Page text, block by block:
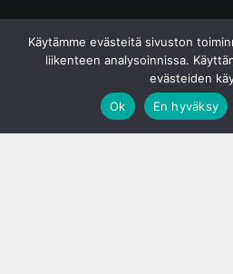
Käytämme evästeitä sivuston
liikenteen analysoinnissa.
evästeiden
Ok
En hyväksy